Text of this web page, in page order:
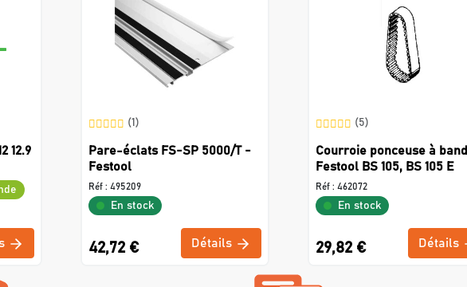
12.9
(1)
Pare-éclats FS-SP 5000/T -
Festool
Réf : 495209
En stock
42,72 € Détails
(5)
Courroie ponceuse à
Festool BS 105, BS 105 E
Réf : 462072
En stock
29,82 € Détails